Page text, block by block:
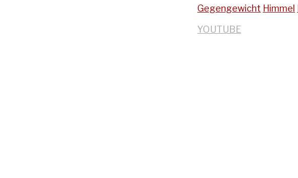
Gegengewicht Himmel
YOUTUBE